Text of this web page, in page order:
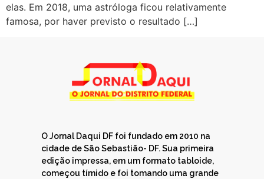
elas. Em 2018, uma astróloga ficou relativamente
famosa, por haver previsto o resultado […]
O Jornal Daqui DF foi fundado em 2010 na
cidade de São Sebastião- DF. Sua primeira
edição impressa, em um formato tabloide,
começou tímido e foi tomando uma grande